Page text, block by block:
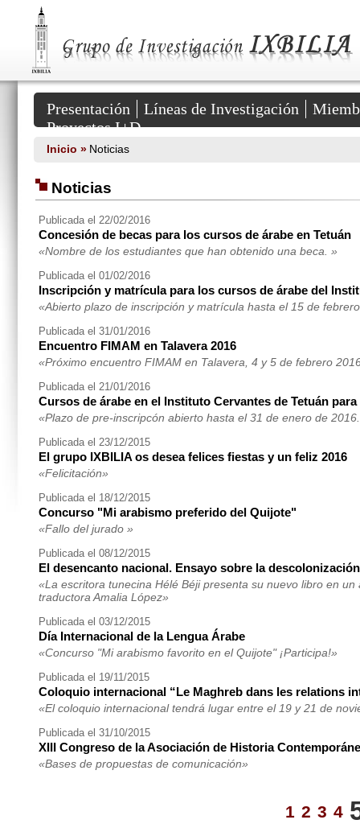
Investigación
Secciones
Presentación Líneas de Investigación
Proyectos I+D
Inicio » Noticias
Noticias
Publicada el 22/02/2016
Concesión de becas para los cursos de árabe en Tetuán
«Nombre de los estudiantes que han obtenido una beca. »
Publicada el 01/02/2016
Inscripción y matrícula para los cursos de árabe del
«Abierto plazo de inscripción y matrícula hasta el 15 de
Publicada el 31/01/2016
Encuentro FIMAM en Talavera 2016
«Próximo encuentro FIMAM en Talavera, 4 y 5 de febrero
Publicada el 21/01/2016
Cursos de árabe en el Instituto Cervantes de Tetuán para
«Plazo de pre-inscripcón abierto hasta el 31 de enero de
Publicada el 23/12/2015
El grupo IXBILIA os desea felices fiestas y un feliz 2016
«Felicitación»
Publicada el 18/12/2015
Concurso "Mi arabismo preferido del Quijote"
«Fallo del jurado »
Publicada el 08/12/2015
El desencanto nacional. Ensayo sobre la descolonización
«La escritora tunecina Hélé Béji presenta su nuevo libro en
traductora Amalia López»
Publicada el 03/12/2015
Día Internacional de la Lengua Árabe
«Concurso "Mi arabismo favorito en el Quijote" ¡Participa!»
Publicada el 19/11/2015
Coloquio internacional “Le Maghreb dans les relations
«El coloquio internacional tendrá lugar entre el 19 y 21 de
Publicada el 31/10/2015
XIII Congreso de la Asociación de Historia
«Bases de propuestas de comunicación»
1 2 3 4